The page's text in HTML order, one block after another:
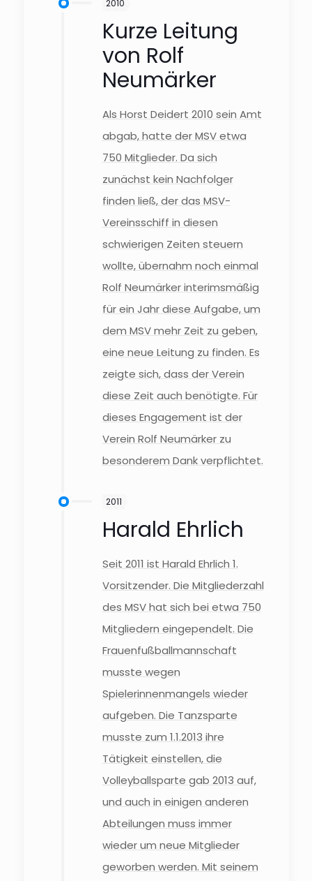
2010
Kurze Leitung
von Rolf
Neumärker
Als Horst Deidert 2010 sein Amt
abgab, hatte der MSV etwa
750 Mitglieder. Da sich
zunächst kein Nachfolger
finden ließ, der das MSV-
Vereinsschiff in diesen
schwierigen Zeiten steuern
wollte, übernahm noch einmal
Rolf Neumärker interimsmäßig
für ein Jahr diese Aufgabe, um
dem MSV mehr Zeit zu geben,
eine neue Leitung zu finden. Es
zeigte sich, dass der Verein
diese Zeit auch benötigte. Für
dieses Engagement ist der
Verein Rolf Neumärker zu
besonderem Dank verpflichtet.
2011
Harald Ehrlich
Seit 2011 ist Harald Ehrlich 1.
Vorsitzender. Die Mitgliederzahl
des MSV hat sich bei etwa 750
Mitgliedern eingependelt. Die
Frauenfußballmannschaft
musste wegen
Spielerinnenmangels wieder
aufgeben. Die Tanzsparte
musste zum 1.1.2013 ihre
Tätigkeit einstellen, die
Volleyballsparte gab 2013 auf,
und auch in einigen anderen
Abteilungen muss immer
wieder um neue Mitglieder
geworben werden. Mit seinem